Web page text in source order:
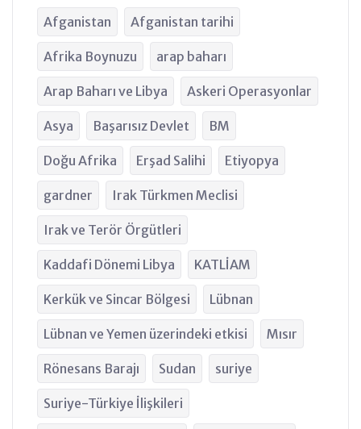
Afganistan Afganistan tarihi
Afrika Boynuzu arap baharı
Arap Baharı ve Libya Askeri Operasyonlar
Asya Başarısız Devlet BM
Doğu Afrika Erşad Salihi Etiyopya
gardner Irak Türkmen Meclisi
Irak ve Terör Örgütleri
Kaddafi Dönemi Libya KATLİAM
Kerkük ve Sincar Bölgesi Lübnan
Lübnan ve Yemen üzerindeki etkisi Mısır
Rönesans Barajı Sudan suriye
Suriye-Türkiye İlişkileri